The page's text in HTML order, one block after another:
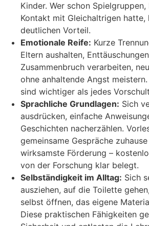
Kinder. Wer schon
Kontakt mit Gleichaltrigen hatte,
deutlichen Vorteil.
Emotionale Reife: Kurze
Eltern aushalten,
Zusammenbruch verarbeiten,
ohne anhaltende Angst
sind wichtiger als jedes
Sprachliche Grundlagen: Sich
ausdrücken, einfache
Geschichten nacherzählen.
gemeinsame Gespräche
wirksamste Förderung –
von der Forschung klar belegt.
Selbständigkeit im Alltag: Sich
ausziehen, auf die Toilette
selbst öffnen, das eigene
Diese praktischen Fähigkeiten